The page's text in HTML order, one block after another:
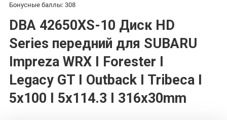
Бонусные баллы: 308
DBA 42650XS-10 Диск HD
Series передний для SUBARU
Impreza WRX I Forester I
Legacy GT I Outback I Tribeca I
5x100 I 5x114.3 I 316x30mm